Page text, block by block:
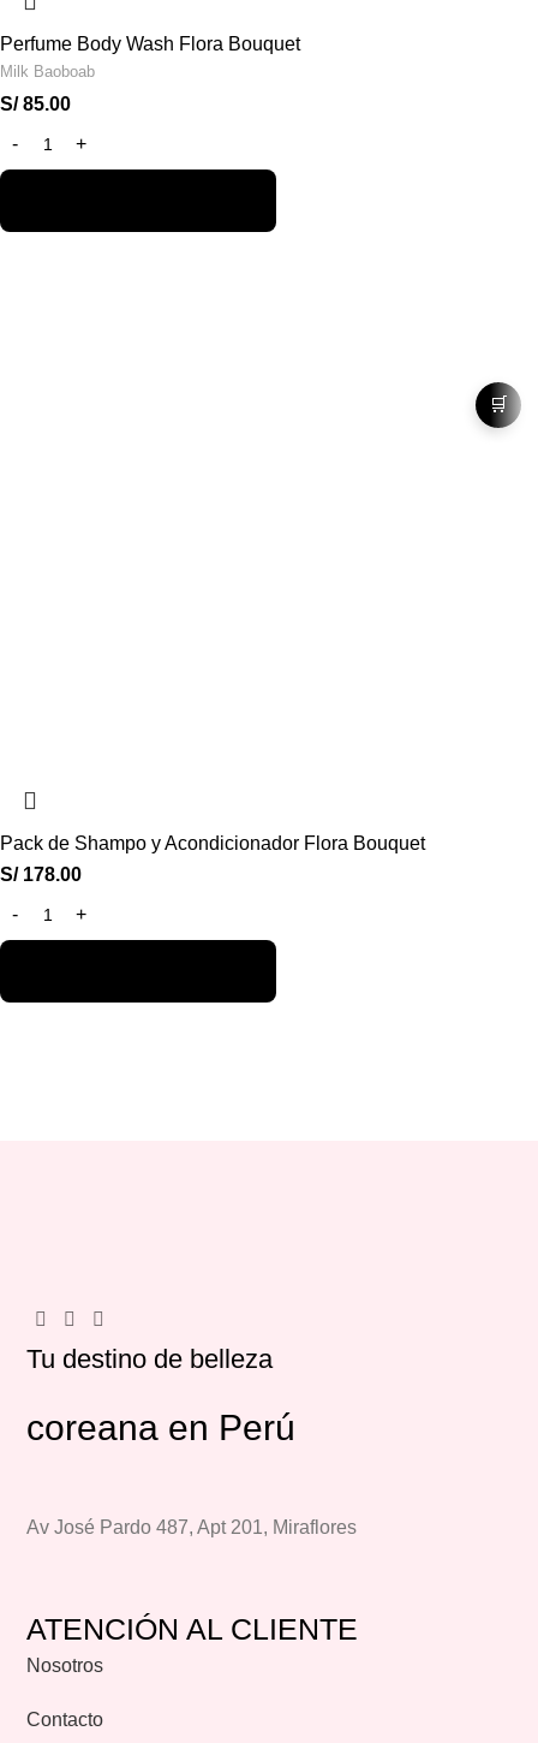
Perfume Body Wash Flora Bouquet
Milk Baoboab
S/85.00
Pack de Shampo y Acondicionador Flora Bouquet
S/178.00
🛒
Tu destino de belleza
coreana en Perú
Av José Pardo 487, Apt 201, Miraflores
ATENCIÓN AL CLIENTE
Nosotros
Contacto